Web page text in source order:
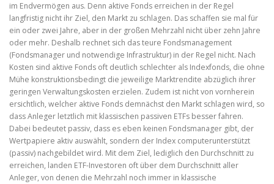
im Endvermögen aus. Denn aktive Fonds erreichen in der Regel
langfristig nicht ihr Ziel, den Markt zu schlagen. Das schaffen sie mal für
ein oder zwei Jahre, aber in der großen Mehrzahl nicht über zehn Jahre
oder mehr. Deshalb rechnet sich das teure Fondsmanagement
(Fondsmanager und notwendige Infrastruktur) in der Regel nicht. Nach
Kosten sind aktive Fonds oft deutlich schlechter als Indexfonds, die ohne
Mühe konstruktionsbedingt die jeweilige Marktrendite abzüglich ihrer
geringen Verwaltungskosten erzielen. Zudem ist nicht von vornherein
ersichtlich, welcher aktive Fonds demnächst den Markt schlagen wird, so
dass Anleger letztlich mit klassischen passiven ETFs besser fahren.
Dabei bedeutet passiv, dass es eben keinen Fondsmanager gibt, der
Wertpapiere aktiv auswählt, sondern der Index computerunterstützt
(passiv) nachgebildet wird. Mit dem Ziel, lediglich den Durchschnitt zu
erreichen, landen ETF-Investoren oft über dem Durchschnitt aller
Anleger, von denen die Mehrzahl noch immer in klassische